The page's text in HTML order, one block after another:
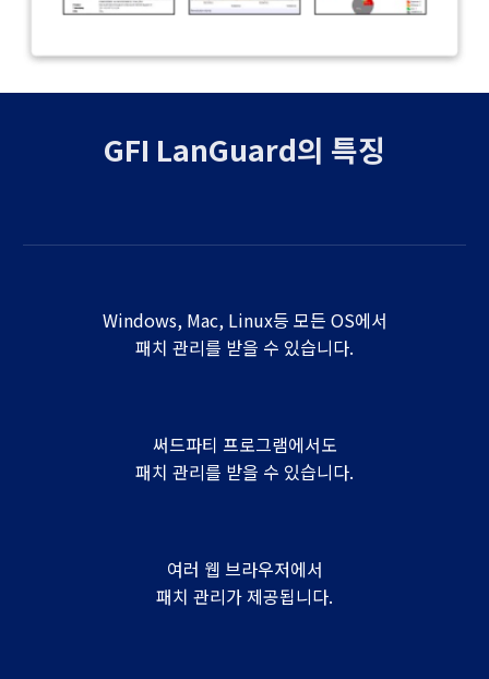
GFI LanGuard의 특징
Windows, Mac, Linux등 모든 OS에서
패치 관리를 받을 수 있습니다.
써드파티 프로그램에서도
패치 관리를 받을 수 있습니다.
여러 웹 브라우저에서
패치 관리가 제공됩니다.